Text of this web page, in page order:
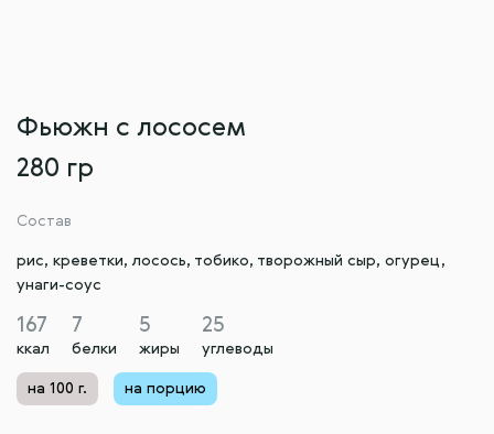
Фьюжн с лососем
280 гр
Состав
рис, креветки, лосось, тобико, творожный сыр, огурец,
унаги-соус
167
ккал
7
белки
5
жиры
25
углеводы
на 100 г. на порцию